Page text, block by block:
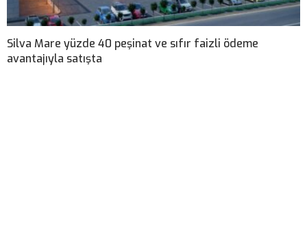
Silva Mare yüzde 40 peşinat ve sıfır faizli ödeme
avantajıyla satışta